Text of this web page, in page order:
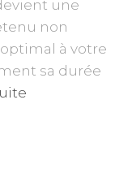
une
non
à votre
sa durée